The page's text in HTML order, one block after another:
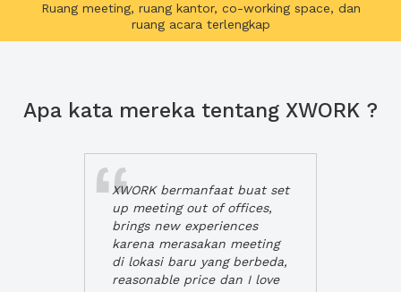
Ruang meeting, ruang kantor, co-working space, dan
ruang acara terlengkap
Apa kata mereka tentang XWORK ?
XWORK bermanfaat buat set
up meeting out of offices,
brings new experiences
karena merasakan meeting
di lokasi baru yang berbeda,
reasonable price dan I love